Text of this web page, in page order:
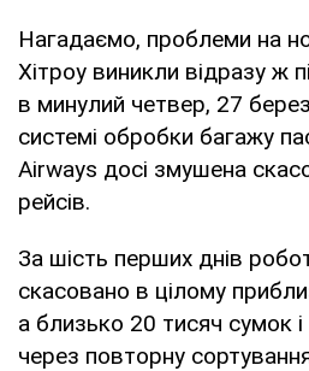
Нагадаємо, проблеми на
Хітроу виникли відразу ж
в минулий четвер, 27
системі обробки багажу
Airways досі змушена
рейсів.
За шість перших днів
скасовано в цілому
а близько 20 тисяч сумок
через повторну